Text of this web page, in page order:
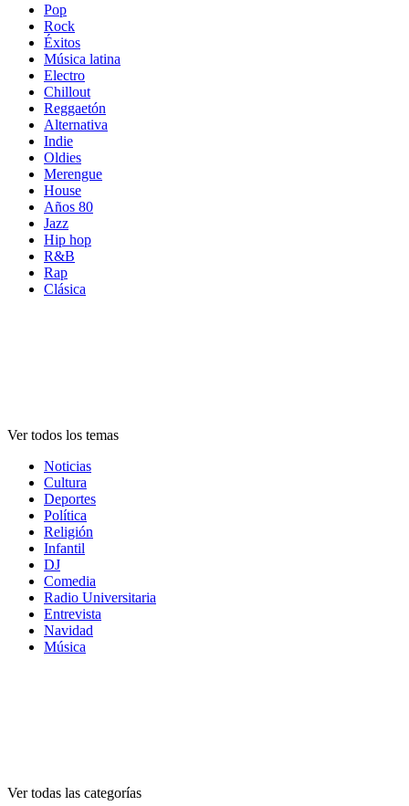
Pop
Rock
Éxitos
Música latina
Electro
Chillout
Reggaetón
Alternativa
Indie
Oldies
Merengue
House
Años 80
Jazz
Hip hop
R&B
Rap
Clásica
Ver todos los temas
Noticias
Cultura
Deportes
Política
Religión
Infantil
DJ
Comedia
Radio Universitaria
Entrevista
Navidad
Música
Ver todas las categorías